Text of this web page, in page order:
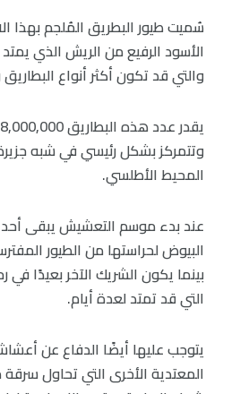
سُميت طيور البطريق المُلجم بهذا
الأسود الرفيع من الريش الذي
والتي قد تكون أكثر أنواع
وتتمركز بشكل رئيسي في شبه جزيرة
المحيط الأطلسي.
عند بدء موسم التعشيش يبقى أحد
البيوض لحراستها من الطيور
بينما يكون الشريك الآخر بعيدًا
التي قد تمتد لعدة أيام.
يتوجب عليها أيضًا الدفاع عن
المعتدية الأخرى التي تحاول